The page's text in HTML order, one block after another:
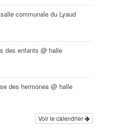
communale du Lyaud
des enfants @ halle
des hermones @ halle
Voir le calendrier